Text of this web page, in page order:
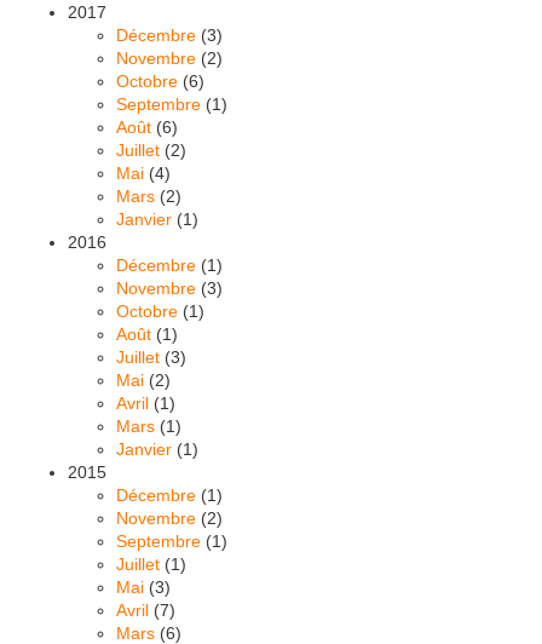
2017
Décembre (3)
Novembre (2)
Octobre (6)
Septembre (1)
Août (6)
Juillet (2)
Mai (4)
Mars (2)
Janvier (1)
2016
Décembre (1)
Novembre (3)
Octobre (1)
Août (1)
Juillet (3)
Mai (2)
Avril (1)
Mars (1)
Janvier (1)
2015
Décembre (1)
Novembre (2)
Septembre (1)
Juillet (1)
Mai (3)
Avril (7)
Mars (6)